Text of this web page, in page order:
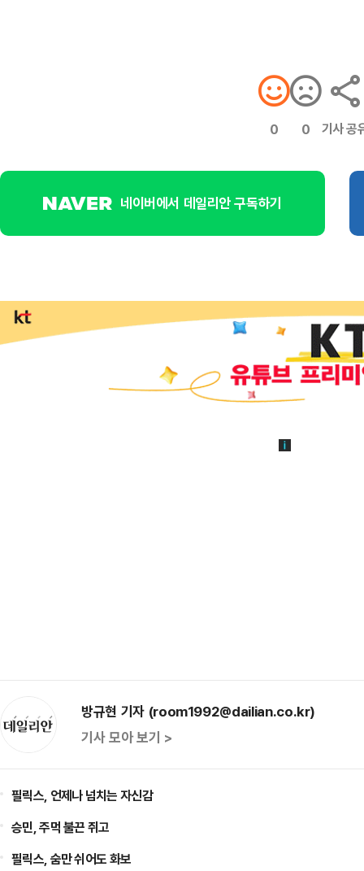
0 0 기사 공
네이버에서 데일리안 구독하기
방규현 기자 (room1992@dailian.co.kr)
기사 모아 보기 >
필릭스, 언제나 넘치는 자신감
승민, 주먹 불끈 쥐고
필릭스, 숨만 쉬어도 화보